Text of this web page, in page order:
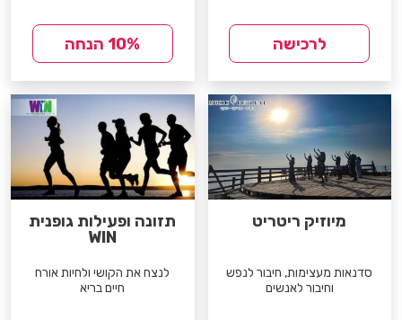
לרכישה 10% הנחה
מיוזיק ריטריט
סדנאות מעצימות, חיבור לנפש
וחיבור לאנשים
תזונה ופעילות גופנית
WIN
לנצח את הקושי ולחיות אורח
חיים בריא